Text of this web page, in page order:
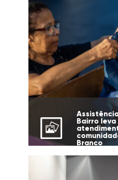
Bairro
Branco